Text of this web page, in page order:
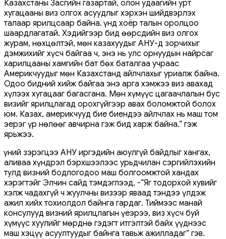
Казахстаны Засгийн газартай, олон удаагийн урт
хугацааны виз олгох асуудлыг хэрхэн шийдвэрлэх
талаар ярилцсаар байна. Үүнд хоёр талын оролцоо
шаардлагатай. Хэдийгээр бид өөрсдийн виз олгох
журам, нөхцөлтэй, мөн казахуудыг АНУ-д зорчихыг
дэмжихийг хүсч байгаа ч, энэ нь улс орнуудын найрсаг
харилцааны хамгийн бат бөх баталгаа учраас
Америкчуудыг мөн Казахстанд айлчлахыг уриалж байна.
Одоо бидний хийж байгаа энэ арга хэмжээ виз авахад
хүлээх хугацааг багасгана. Мөн хүмүүс цагаачлалын бус
визийг ярилцлагад орохгүйгээр авах боломжтой болох
юм. Казах, америкчууд бие биендээ айлчлах нь маш том
эерэг үр нөлөөг авчирна гэж бид харж байна.” гэж
ярьжээ.
Үүний зэрэгцээ АНУ иргэдийн аюулгүй байдлыг хангах,
аливаа хүндрэл бэрхшээлээс урьдчилан сэргийлэхийн
тулд визний бодлогодоо маш болгоомжтой хандах
хэрэгтэйг Элчин сайд тэмдэглээд, -“Яг тодорхой хувийг
хэлж чадахгүй ч жуулчны визээр яваад тэндээ үлдэж
ажил хийх тохиолдол байнга гардаг. Тиймээс манай
консулууд визний ярилцлагын үеэрээ, виз хүсч буй
хүмүүс хуулийг мөрднө гэдэгт итгэлтэй байх үүднээс
маш хэцүү асуултуудыг байнга тавьж ажилладаг” гэв.